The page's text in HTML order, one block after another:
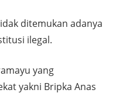
ditemukan adanya
ilegal.
yang
yakni Bripka Anas